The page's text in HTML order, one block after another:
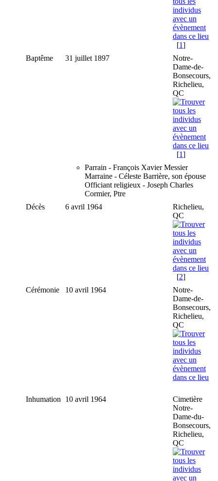
[1]
Baptême
31 juillet 1897
Notre-
Dame-de-
Bonsecours,
Richelieu,
QC
[1]
Parrain - François Xavier Messier
Marraine - Céleste Barrière, son épouse
Officiant religieux - Joseph Charles
Cormier, Ptre
Décès
6 avril 1964
Richelieu,
QC
[2]
Cérémonie
10 avril 1964
Notre-
Dame-de-
Bonsecours,
Richelieu,
QC
Inhumation 10 avril 1964
Cimetière
Notre-
Dame-du-
Bonsecours,
Richelieu,
QC